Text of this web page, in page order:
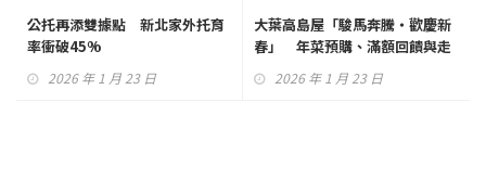
公托再添雙據點 新北家外托育
率衝破45%
2026 年 1 月 23 日
大葉高島屋「駿馬奔騰・歡慶新
春」 年菜預購、滿額回饋與走
春活動熱鬧登場
2026 年 1 月 23 日